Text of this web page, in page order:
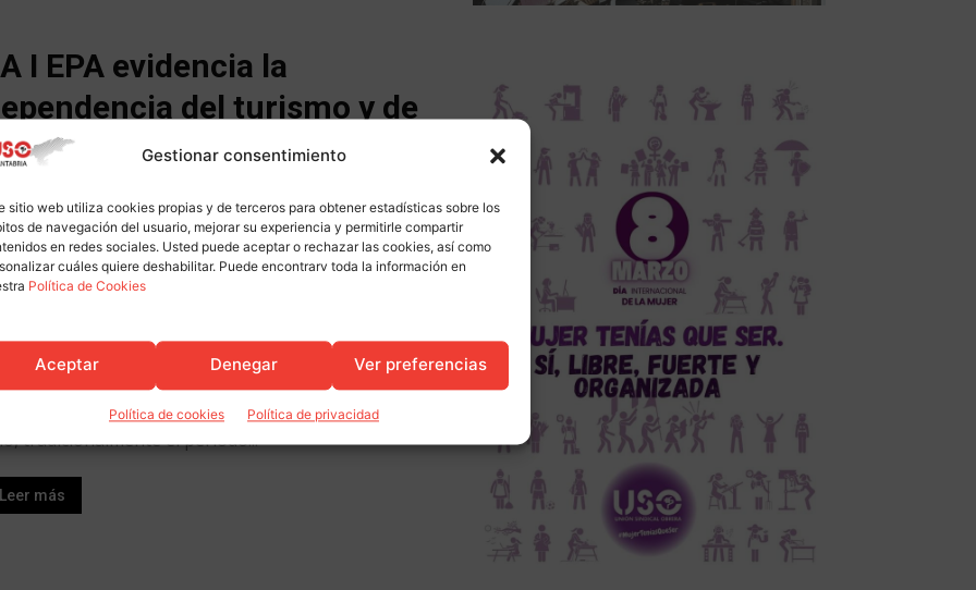
Gestionar consentimiento
sitio web utiliza cookies propias y de terceros para obtener estadísticas sobre los
de navegación del usuario, mejorar su experiencia y permitirle compartir
en redes sociales. Usted puede aceptar o rechazar las cookies, así como
cuáles quiere deshabilitar. Puede encontrarv toda la información en
Política de Cookies
Aceptar Denegar Ver preferencias
Política de cookies Política de privacidad
I EPA evidencia la
del turismo y de
inmigración para sostener
- Abr 28, 2026 0
28 abril de 2026.La primera oleada de
de la Encuesta de Población Activa (EPA)
del desempleo que, sin embargo, no debe
como un indicador alarmante. Este
se produce en el primer trimestre del
tradicionalmente el periodo...
Leer más